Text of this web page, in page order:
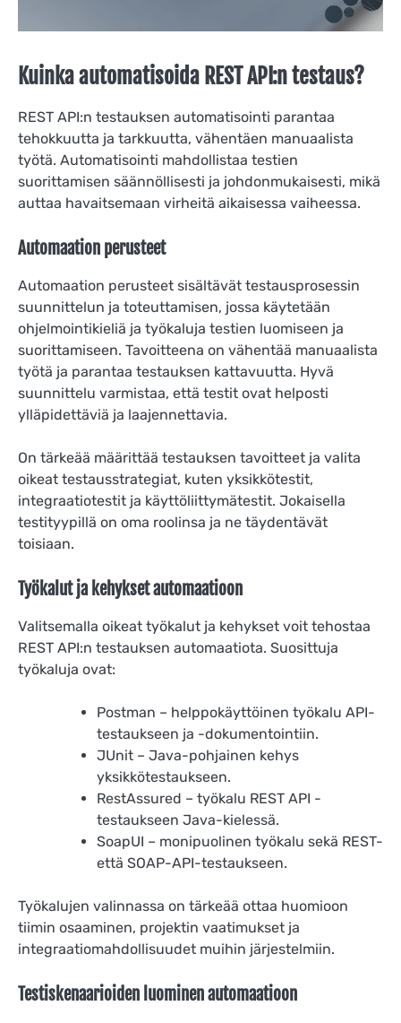
Kuinka automatisoida REST API:n testaus?
REST API:n testauksen automatisointi parantaa
tehokkuutta ja tarkkuutta, vähentäen manuaalista
työtä. Automatisointi mahdollistaa testien
suorittamisen säännöllisesti ja johdonmukaisesti, mikä
auttaa havaitsemaan virheitä aikaisessa vaiheessa.
Automaation perusteet
Automaation perusteet sisältävät testausprosessin
suunnittelun ja toteuttamisen, jossa käytetään
ohjelmointikieliä ja työkaluja testien luomiseen ja
suorittamiseen. Tavoitteena on vähentää manuaalista
työtä ja parantaa testauksen kattavuutta. Hyvä
suunnittelu varmistaa, että testit ovat helposti
ylläpidettäviä ja laajennettavia.
On tärkeää määrittää testauksen tavoitteet ja valita
oikeat testausstrategiat, kuten yksikkötestit,
integraatiotestit ja käyttöliittymätestit. Jokaisella
testityypillä on oma roolinsa ja ne täydentävät
toisiaan.
Työkalut ja kehykset automaatioon
Valitsemalla oikeat työkalut ja kehykset voit tehostaa
REST API:n testauksen automaatiota. Suosittuja
työkaluja ovat:
Postman – helppokäyttöinen työkalu API-
testaukseen ja -dokumentointiin.
JUnit – Java-pohjainen kehys
yksikkötestaukseen.
RestAssured – työkalu REST API -
testaukseen Java-kielessä.
SoapUI – monipuolinen työkalu sekä REST-
että SOAP-API-testaukseen.
Työkalujen valinnassa on tärkeää ottaa huomioon
tiimin osaaminen, projektin vaatimukset ja
integraatiomahdollisuudet muihin järjestelmiin.
Testiskenaarioiden luominen automaatioon